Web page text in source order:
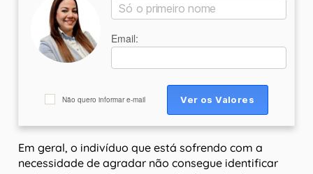
Email:
Não quero informar e-mail
Em geral, o indivíduo que está sofrendo com a
necessidade de agradar não consegue identificar